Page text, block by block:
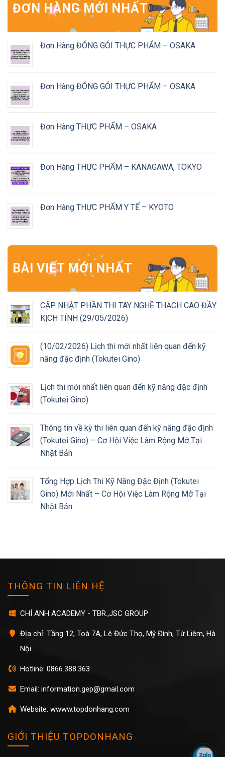
ĐƠN HÀNG MỚI NHẤT
Đơn Hàng ĐÓNG GÓI THỰC PHẨM – OSAKA
Đơn Hàng ĐÓNG GÓI THỰC PHẨM – OSAKA
Đơn Hàng THỰC PHẨM – OSAKA
Đơn Hàng THỰC PHẨM – KANAGAWA, TOKYO
Đơn Hàng THỰC PHẨM Y TẾ – KYOTO
BÀI VIẾT MỚI NHẤT
CẬP NHẬT PHẦN THI TAY NGHỀ THẠCH CAO ĐẦY
KỊCH TÍNH (29/05/2026)
(10/02/2026) Lịch thi mới nhất liên quan đến kỹ
năng đặc định (Tokutei Gino)
Lịch thi mới nhất liên quan đến kỹ năng đặc định
(Tokutei Gino)
Thông tin về kỳ thi liên quan đến kỹ năng đặc định
(Tokutei Gino) – Cơ Hội Việc Làm Rộng Mở Tại
Nhật Bản
Tổng Hợp Lịch Thi Kỹ Năng Đặc Định (Tokutei
Gino) Mới Nhất – Cơ Hội Việc Làm Rộng Mở Tại
Nhật Bản
THÔNG TIN LIÊN HỆ
CHÍ ANH ACADEMY - TBR.,JSC GROUP
Địa chỉ: Tầng 12, Toà 7A, Lê Đức Thọ, Mỹ Đình, Từ Liêm, Hà
Nội
Hotline: 0866.388.363
Email: information.gep@gmail.com
Website: wwww.topdonhang.com
GIỚI THIỆU TOPDONHANG